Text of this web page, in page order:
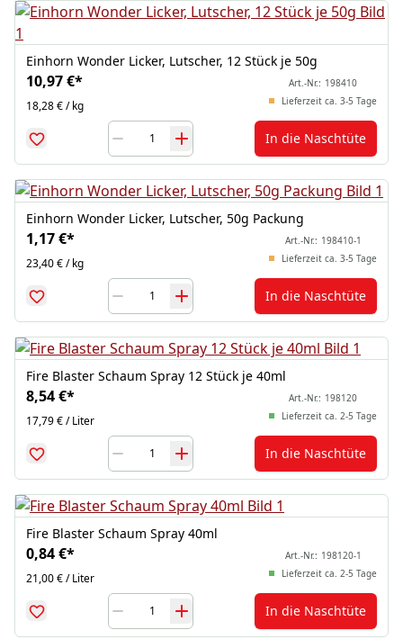
Einhorn Wonder Licker, Lutscher, 12 Stück je 50g
10,97 €*
18,28 € / kg
Art.-Nr.: 198410
Lieferzeit ca. 3-5 Tage
In die Naschtüte
Einhorn Wonder Licker, Lutscher, 50g Packung
1,17 €*
23,40 € / kg
Art.-Nr.: 198410-1
Lieferzeit ca. 3-5 Tage
In die Naschtüte
Fire Blaster Schaum Spray 12 Stück je 40ml
8,54 €*
17,79 € / Liter
Art.-Nr.: 198120
Lieferzeit ca. 2-5 Tage
In die Naschtüte
Fire Blaster Schaum Spray 40ml
0,84 €*
21,00 € / Liter
Art.-Nr.: 198120-1
Lieferzeit ca. 2-5 Tage
In die Naschtüte